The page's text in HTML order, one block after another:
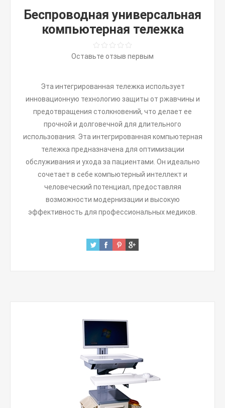
Беспроводная универсальная
компьютерная тележка
Оставьте отзыв первым
Эта интегрированная тележка использует
инновационную технологию защиты от ржавчины и
предотвращения столкновений, что делает ее
прочной и долговечной для длительного
использования. Эта интегрированная компьютерная
тележка предназначена для оптимизации
обслуживания и ухода за пациентами. Он идеально
сочетает в себе компьютерный интеллект и
человеческий потенциал, предоставляя
возможности модернизации и высокую
эффективность для профессиональных медиков.